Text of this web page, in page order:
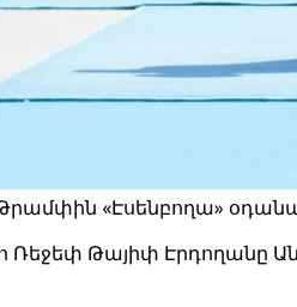
«Էսենբողա»
Թայիփ Էրդողանը